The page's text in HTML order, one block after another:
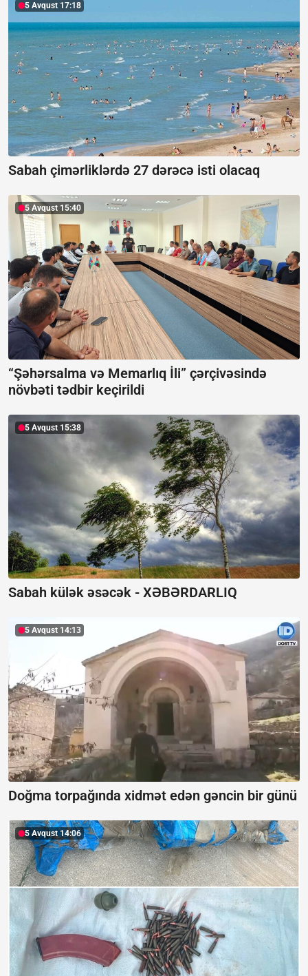
5 Avqust 17:18
Sabah çimərliklərdə 27 dərəcə isti olacaq
5 Avqust 15:40
“Şəhərsalma və Memarlıq İli” çərçivəsində
növbəti tədbir keçirildi
5 Avqust 15:38
Sabah külək əsəcək - XƏBƏRDARLIQ
5 Avqust 14:13
Doğma torpağında xidmət edən gəncin bir günü
5 Avqust 14:06